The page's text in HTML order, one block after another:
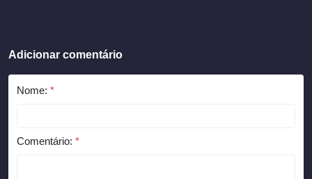
Adicionar comentário
Nome: *
Comentário: *